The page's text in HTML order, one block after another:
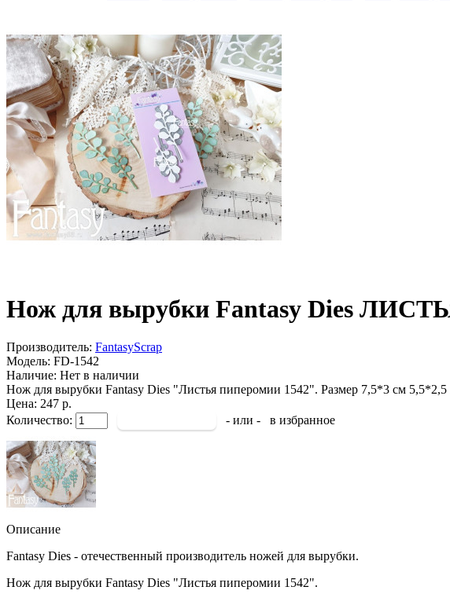
Нож для вырубки Fantasy Dies
Производитель: FantasyScrap
Модель: FD-1542
Наличие: Нет в наличии
Нож для вырубки Fantasy Dies "Листья пиперомии 1542". Размер 7,5*3 см 5,5*2,5
Цена: 247 р.
Количество:
- или - в избранное
Описание
Fantasy Dies - отечественный производитель ножей для вырубки.
Нож для вырубки Fantasy Dies "Листья пиперомии 1542".